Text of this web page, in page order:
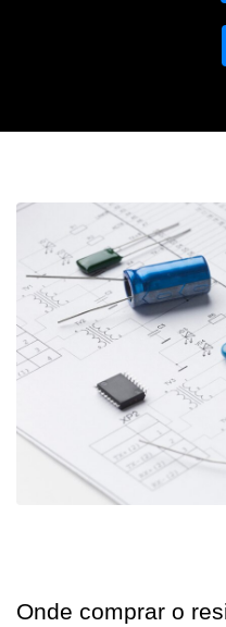
Onde comprar o